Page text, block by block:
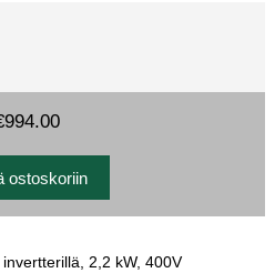
2,2 kW, 400V